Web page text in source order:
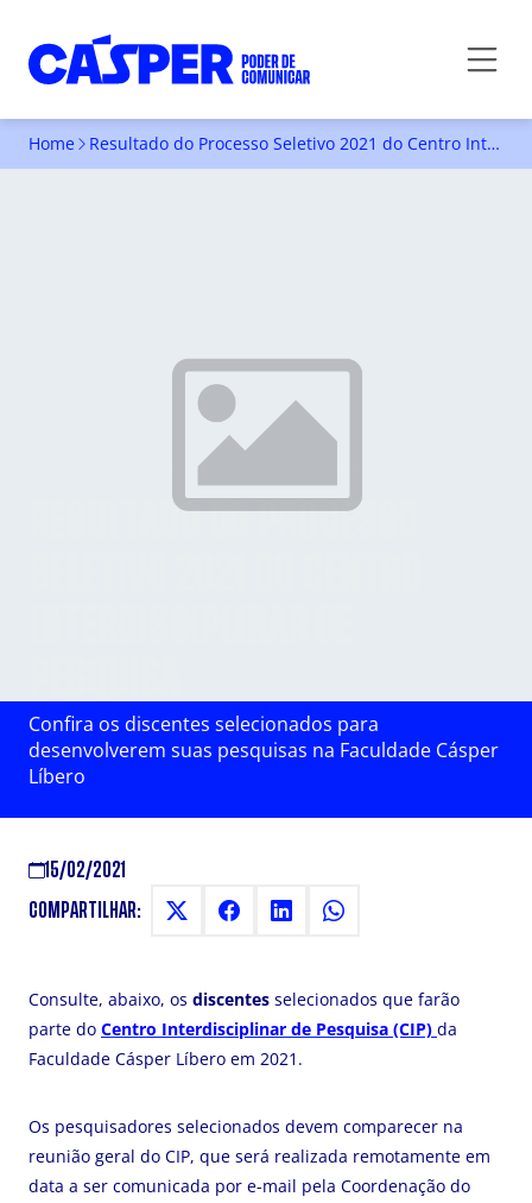
Home Resultado do Processo Seletivo 2021 do Centro Interdisciplinar de Pesquisa
RESULTADO DO PROCESSO
Confira os discentes selecionados para
desenvolverem suas pesquisas na Faculdade Cásper
Líbero
15/02/2021
COMPARTILHAR:
Consulte, abaixo, os discentes selecionados que farão
parte do Centro Interdisciplinar de Pesquisa (CIP) da
Faculdade Cásper Líbero em 2021.
Os pesquisadores selecionados devem comparecer na
reunião geral do CIP, que será realizada remotamente em
data a ser comunicada por e-mail pela Coordenação do